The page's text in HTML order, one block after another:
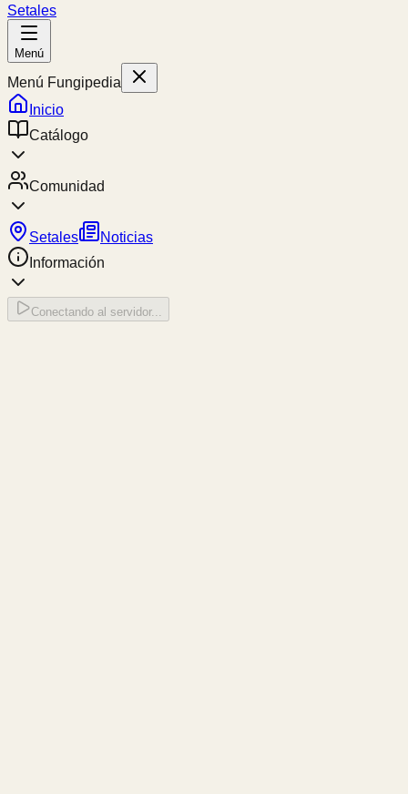
Setales
Menú
Menú Fungipedia
Inicio
Catálogo
Comunidad
Setales
Noticias
Información
Conectando al servidor...